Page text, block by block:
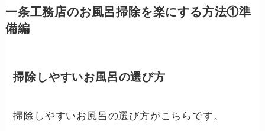
一条工務店のお風呂掃除を楽にする方法①準
備編
掃除しやすいお風呂の選び方
掃除しやすいお風呂の選び方がこちらです。